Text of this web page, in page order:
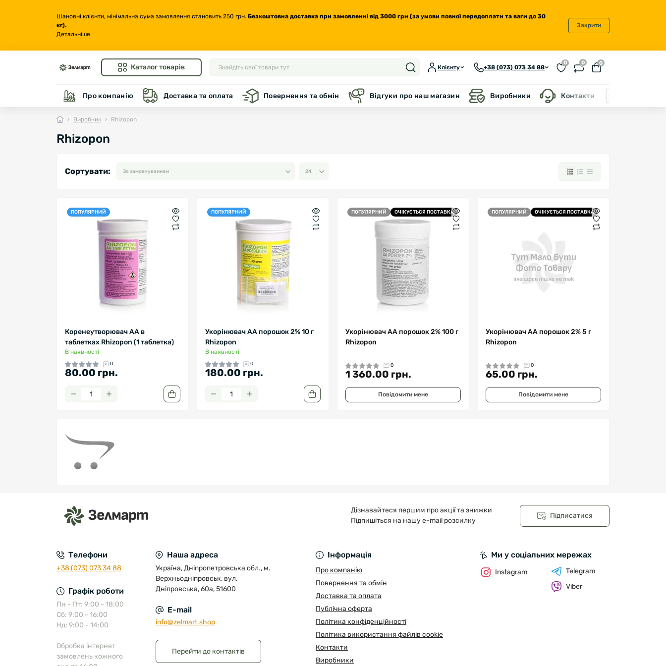
Шановні клієнти, мінімальна сума замовлення становить 250 грн. Безкоштовна доставка при замовленні від 3000 грн (за умови повної передоплати та ваги до 30
кг).
Детальніше
Закрити
Каталог товарів Клієнту +38 (073) 073 34 88
0 0 0
Про компанію Доставка та оплата Повернення та обмін Відгуки про наш магазин Виробники Контакти
Виробник Rhizopon
Rhizopon
Сортувати:
ПОПУЛЯРНИЙ
Коренеутворювач АА в
таблетках Rhizopon (1 таблетка)
В наявності
0
80.00 грн.
ПОПУЛЯРНИЙ
Укорінювач АА порошок 2% 10 г
Rhizopon
В наявності
0
180.00 грн.
ПОПУЛЯРНИЙ ОЧІКУЄТЬСЯ ПОСТАВКА
Укорінювач АА порошок 2% 100 г
Rhizopon
0
1 360.00 грн.
Повідомити мене
ПОПУЛЯРНИЙ ОЧІКУЄТЬСЯ ПОСТАВКА
Укорінювач АА порошок 2% 5 г
Rhizopon
0
65.00 грн.
Повідомити мене
Дізнавайтеся першим про акції та знижки
Підпишіться на нашу e-mail розсилку
Підписатися
Телефони
+38 (073) 073 34 88
Графік роботи
Пн - Пт: 9:00 - 18:00
Сб: 9:00 - 16:00
Нд: 9:00 - 14:00
Обробка інтернет
замовлень кожного
Наша адреса
Україна, Дніпропетровська обл., м.
Верхньодніпровськ, вул.
Дніпровська, 60а, 51600
E-mail
info@zelmart.shop
Перейти до контактів
Інформація
Про компанію
Повернення та обмін
Доставка та оплата
Публічна оферта
Політика конфіденційності
Політика використання файлів cookie
Контакти
Виробники
Ми у соціальних мережах
Instagram
Telegram
Viber